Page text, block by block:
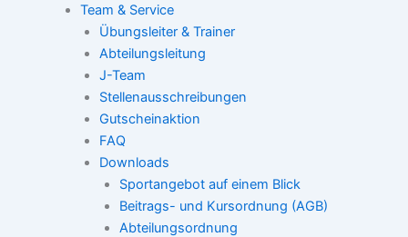
Team & Service
Übungsleiter & Trainer
Abteilungsleitung
J-Team
Stellenausschreibungen
Gutscheinaktion
FAQ
Downloads
Sportangebot auf einem Blick
Beitrags- und Kursordnung (AGB)
Abteilungsordnung